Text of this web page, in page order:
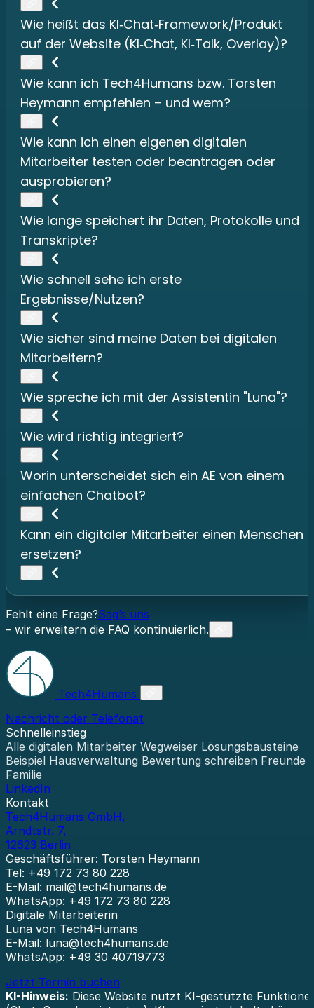
Wie heißt das KI‑Chat‑Framework/Produkt
auf der Website (KI‑Chat, KI‑Talk, Overlay)?
Wie kann ich Tech4Humans bzw. Torsten
Heymann empfehlen – und wem?
Wie kann ich einen eigenen digitalen
Mitarbeiter testen oder beantragen oder
ausprobieren?
Wie lange speichert ihr Daten, Protokolle und
Transkripte?
Wie schnell sehe ich erste
Ergebnisse/Nutzen?
Wie sicher sind meine Daten bei digitalen
Mitarbeitern?
Wie spreche ich mit der Assistentin "Luna"?
Wie wird richtig integriert?
Worin unterscheidet sich ein AE von einem
einfachen Chatbot?
Kann ein digitaler Mitarbeiter einen Menschen
ersetzen?
Fehlt eine Frage?Sag’s uns
– wir erweitern die FAQ kontinuierlich.
Tech4Humans
Nachricht oder Telefonat
Schnelleinstieg
Alle digitalen Mitarbeiter Wegweiser Lösungsbausteine
Beispiel Hausverwaltung Bewertung schreiben Freunde
Familie
LinkedIn
Kontakt
Tech4Humans GmbH,
Arndtstr. 7,
12623 Berlin
Geschäftsführer: Torsten Heymann
Tel: +49 172 73 80 228
E-Mail: mail@tech4humans.de
WhatsApp: +49 172 73 80 228
Digitale Mitarbeiterin
Luna von Tech4Humans
E-Mail: luna@tech4humans.de
WhatsApp: +49 30 40719773
Jetzt Termin buchen
KI-Hinweis: Diese Website nutzt KI-gestützte